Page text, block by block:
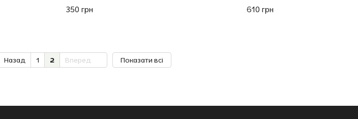
350 грн
610 грн
Назад 1 2 Вперед Показати всі